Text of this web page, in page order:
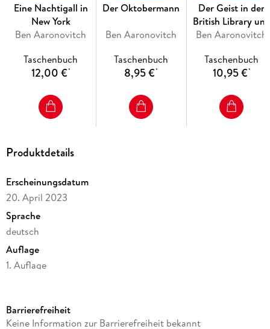
Eine Nachtigall in
New York
Ben Aaronovitch
Taschenbuch
12,00 €*
Der Oktobermann
Ben Aaronovitch
Taschenbuch
8,95 €*
Der Geist in der
British Library und
andere
Ben Aaronovitch
Taschenbuch
10,95 €*
Produktdetails
Erscheinungsdatum
20. April 2023
Sprache
deutsch
Auflage
1. Auflage
Reihe
Barrierefreiheit
Keine Information zur Barrierefreiheit bekannt